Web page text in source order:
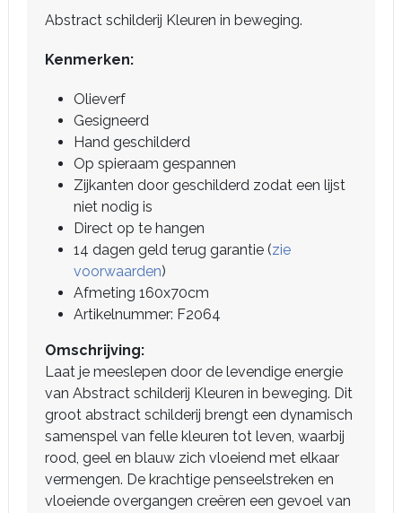
Abstract schilderij Kleuren in beweging.
Kenmerken:
Olieverf
Gesigneerd
Hand geschilderd
Op spieraam gespannen
Zijkanten door geschilderd zodat een lijst
niet nodig is
Direct op te hangen
14 dagen geld terug garantie (zie
voorwaarden)
Afmeting 160x70cm
Artikelnummer: F2064
Omschrijving:
Laat je meeslepen door de levendige energie
van Abstract schilderij Kleuren in beweging. Dit
groot abstract schilderij brengt een dynamisch
samenspel van felle kleuren tot leven, waarbij
rood, geel en blauw zich vloeiend met elkaar
vermengen. De krachtige penseelstreken en
vloeiende overgangen creëren een gevoel van